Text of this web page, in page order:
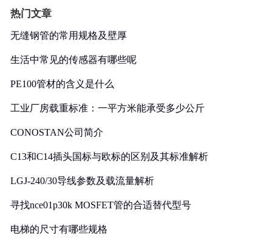
热门文章
无缝钢管的常用规格及壁厚
生活中常见的传感器有哪些呢
PE100管材的含义是什么
工业厂房载重标准：一平方米能承受多少公斤
CONOSTAN公司简介
C13和C14插头国标与欧标的区别及其标准解析
LGJ-240/30导线参数及载流量解析
寻找nce01p30k MOSFET管的合适替代型号
电梯的尺寸有哪些规格